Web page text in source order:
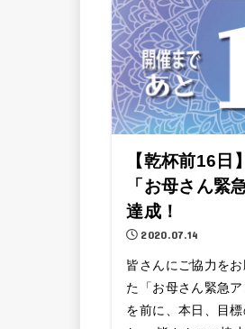
【乾杯前16日
「お母さん緊
達成！
2020.07.14
皆さんにご協力を
た「お母さん緊急
を前に、本日、目